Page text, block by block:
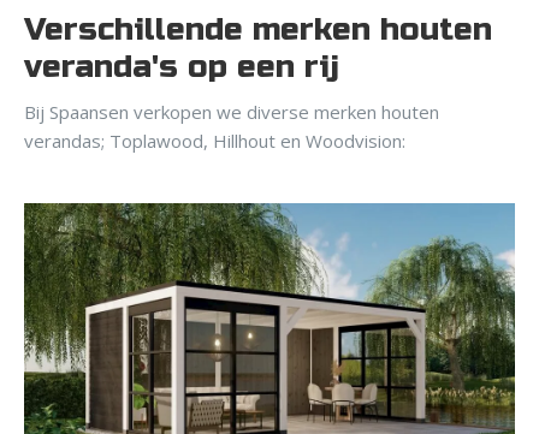
Verschillende merken houten
veranda's op een rij
Bij Spaansen verkopen we diverse merken houten
verandas; Toplawood, Hillhout en Woodvision: